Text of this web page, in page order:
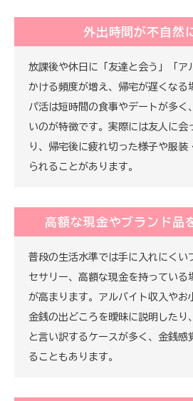
外出時間が不自然
放課後や休日に「友達と会う」「ア
かける頻度が増え、帰宅が遅くなる
パ活は短時間の食事やデートが多く
いのが特徴です。実際には友人に会
り、帰宅後に疲れ切った様子や服
られることがあります。
高額な現金やブランド品
普段の生活水準では手に入れにくい
セサリー、高額な現金を持っている
が高まります。アルバイト収入やお
金銭の出どころを曖昧に説明したり
と言い訳するケースが多く、金銭感
ることもあります。